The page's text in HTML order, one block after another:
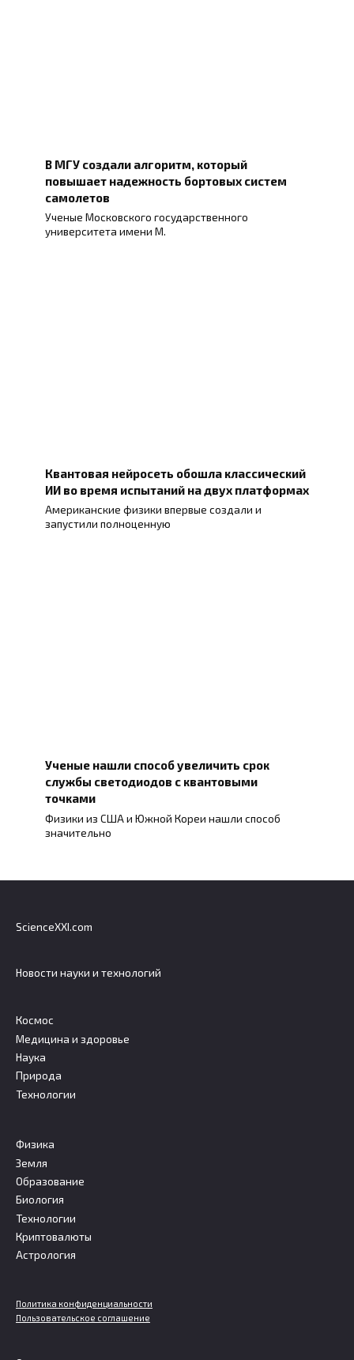
В МГУ создали алгоритм, который
повышает надежность бортовых систем
самолетов
Ученые Московского государственного
университета имени М.
Квантовая нейросеть обошла классический
ИИ во время испытаний на двух платформах
Американские физики впервые создали и
запустили полноценную
Ученые нашли способ увеличить срок
службы светодиодов с квантовыми
точками
Физики из США и Южной Кореи нашли способ
значительно
ScienceXXI.com
Новости науки и технологий
Космос
Медицина и здоровье
Наука
Природа
Технологии
Физика
Земля
Образование
Биология
Технологии
Криптовалюты
Астрология
Политика конфиденциальности
Пользовательское соглашение